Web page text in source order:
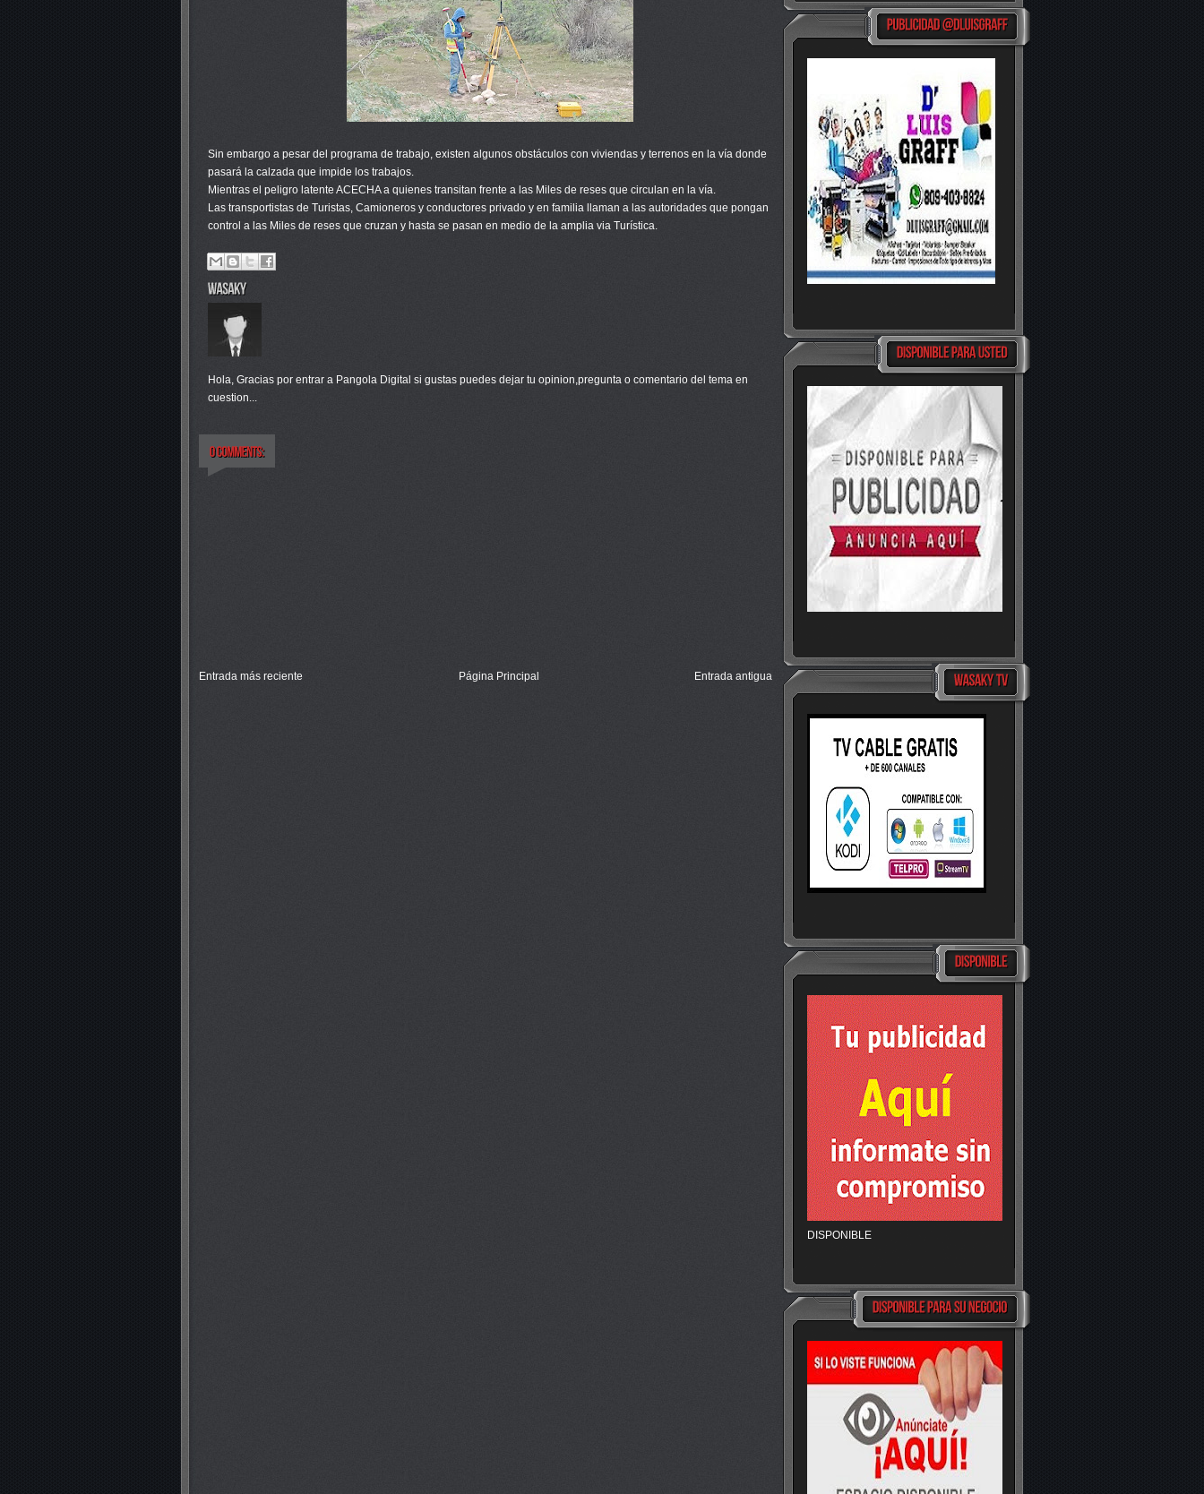
Sin embargo a pesar del programa de trabajo, existen algunos obstáculos con viviendas y terrenos en la vía donde
pasará la calzada que impide los trabajos.
Mientras el peligro latente ACECHA a quienes transitan frente a las Miles de reses que circulan en la vía.
Las transportistas de Turistas, Camioneros y conductores privado y en familia llaman a las autoridades que pongan
control a las Miles de reses que cruzan y hasta se pasan en medio de la amplia via Turística.
Hola, Gracias por entrar a Pangola Digital si gustas puedes dejar tu opinion,pregunta o comentario del tema en
cuestion...
Entrada más reciente Entrada antigua
Página Principal
DISPONIBLE